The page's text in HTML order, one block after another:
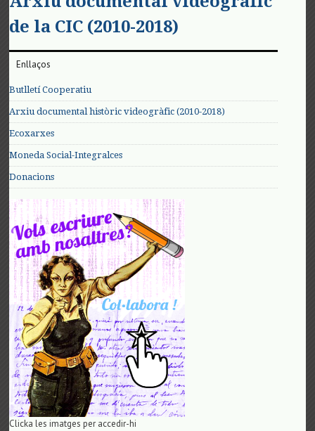
de la CIC (2010-2018)
Enllaços
Butlletí Cooperatiu
Arxiu documental històric videogràfic (2010-2018)
Ecoxarxes
Moneda Social-Integralces
Donacions
Clicka les imatges per accedir-hi